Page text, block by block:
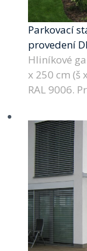
Parkovací
provedení
Hliníkové
x 250 cm (š
RAL 9006.